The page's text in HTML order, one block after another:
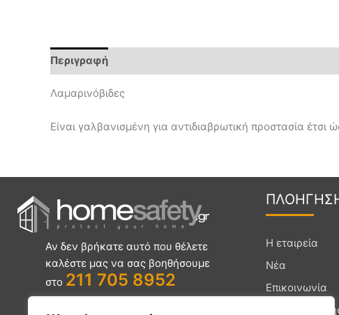
Περιγραφή
Λαμαρινόβιδες
Είναι γαλβανισμένη για αντιδιαβρωτική προστασία έτσι
Αν δεν βρήκατε αυτό που θέλετε
καλέστε μας να σας βοηθήσουμε
στο 211 705 8952
ΠΛΟΗΓ
Η εταιρεία
Νέα
Επικοινωνία
Συχνές